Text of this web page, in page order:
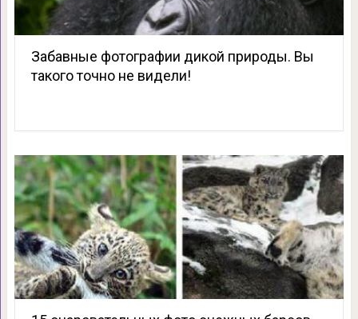
Забавные фотографии дикой природы. Вы
такого точно не видели!